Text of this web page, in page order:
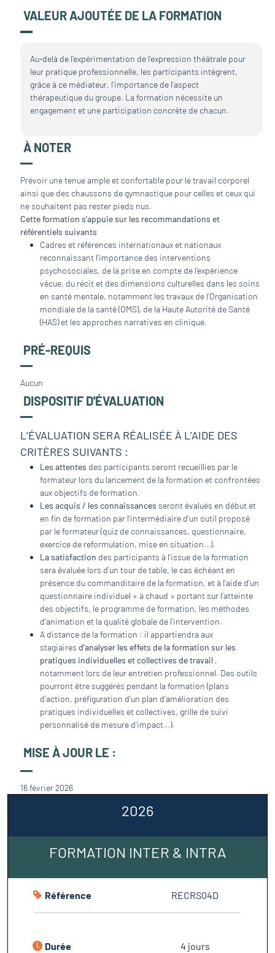
VALEUR AJOUTÉE DE LA FORMATION
Au-delà de l’expérimentation de l’expression théâtrale pour
leur pratique professionnelle, les participants intègrent,
grâce à ce médiateur, l’importance de l’aspect
thérapeutique du groupe. La formation nécessite un
engagement et une participation concrète de chacun.
À NOTER
Prévoir une tenue ample et confortable pour le travail corporel
ainsi que des chaussons de gymnastique pour celles et ceux qui
ne souhaitent pas rester pieds nus.
Cette formation s’appuie sur les recommandations et
référentiels suivants
Cadres et références internationaux et nationaux
reconnaissant l’importance des interventions
psychosociales, de la prise en compte de l’expérience
vécue, du récit et des dimensions culturelles dans les soins
en santé mentale, notamment les travaux de l’Organisation
mondiale de la santé (OMS), de la Haute Autorité de Santé
(HAS) et les approches narratives en clinique.
PRÉ-REQUIS
Aucun
DISPOSITIF D'ÉVALUATION
L’ÉVALUATION SERA RÉALISÉE À L’AIDE DES
CRITÈRES SUIVANTS :
Les attentes des participants seront recueillies par le
formateur lors du lancement de la formation et confrontées
aux objectifs de formation.
Les acquis / les connaissances seront évalués en début et
en fin de formation par l’intermédiaire d’un outil proposé
par le formateur (quiz de connaissances, questionnaire,
exercice de reformulation, mise en situation…).
La satisfaction des participants à l’issue de la formation
sera évaluée lors d’un tour de table, le cas échéant en
présence du commanditaire de la formation, et à l’aide d’un
questionnaire individuel « à chaud » portant sur l’atteinte
des objectifs, le programme de formation, les méthodes
d’animation et la qualité globale de l’intervention.
A distance de la formation : il appartiendra aux
stagiaires d’analyser les effets de la formation sur les
pratiques individuelles et collectives de travail ,
notamment lors de leur entretien professionnel. Des outils
pourront être suggérés pendant la formation (plans
d’action, préfiguration d’un plan d’amélioration des
pratiques individuelles et collectives, grille de suivi
personnalisé de mesure d’impact…).
MISE À JOUR LE :
16 février 2026
2026
FORMATION INTER & INTRA
Référence RECRS04D
Durée 4 jours